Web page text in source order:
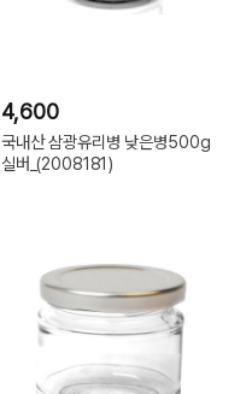
4,600
국내산 삼광유리병 낮은병500g
실버_(2008181)